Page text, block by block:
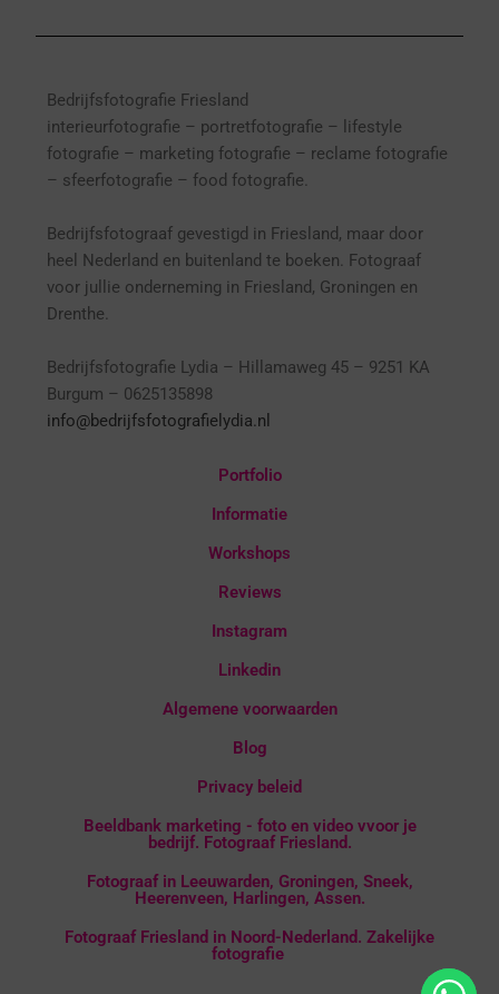
Bedrijfsfotografie Friesland
interieurfotografie – portretfotografie – l ifestyle
fotografie – marketing fotografie – reclame fotografie
– sfeerfotografie – food fotografie.
Bedrijfsfotograaf gevestigd in Friesland, maar door
heel Nederland en buitenland te boeken. Fotograaf
voor jullie onderneming in Friesland, Groningen en
Drenthe.
Bedrijfsfotografie Lydia – Hillamaweg 45 – 9251 KA
Burgum – 0625135898
info@bedrijfsfotografielydia.nl
Portfolio
Informatie
Workshops
Reviews
Instagram
Linkedin
Algemene voorwaarden
Blog
Privacy beleid
Beeldbank marketing - foto en video vvoor je
bedrijf. Fotograaf Friesland.
Fotograaf in Leeuwarden, Groningen, Sneek,
Heerenveen, Harlingen, Assen.
Fotograaf Friesland in Noord-Nederland. Zakelijke
fotografie